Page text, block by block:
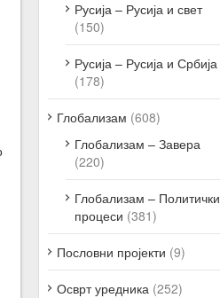
Русија – Русија и свет
(150)
Русија – Русија и Србија
(178)
Глобализам (608)
Глобализам – Завера
(220)
Глобализам – Политички
процеси (381)
Пословни пројекти (9)
Осврт уредника (252)